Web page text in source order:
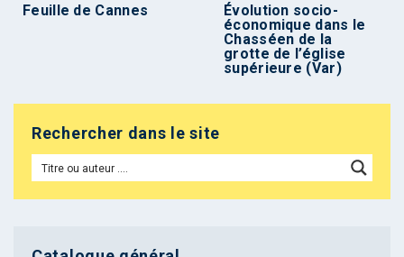
Feuille de Cannes
Évolution socio-
économique dans le
Chasséen de la
grotte de l’église
supérieure (Var)
Rechercher dans le site